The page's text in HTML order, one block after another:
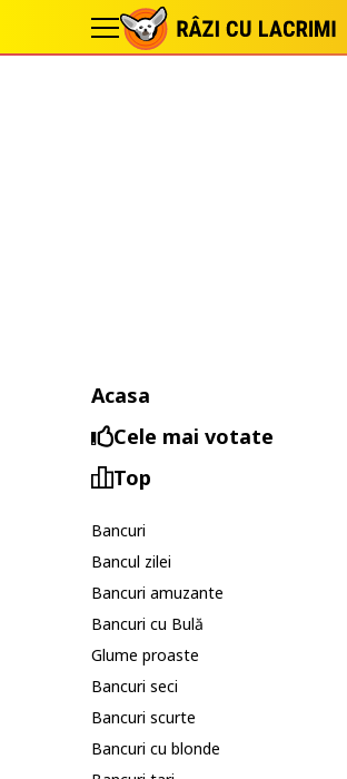
Acasa
Cele mai votate
Top
Bancuri
Bancul zilei
Bancuri amuzante
Bancuri cu Bulă
Glume proaste
Bancuri seci
Bancuri scurte
Bancuri cu blonde